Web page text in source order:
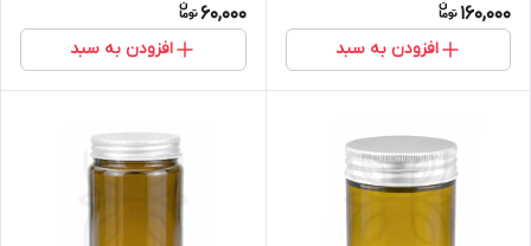
160,000
افزودن به سبد
60,000
افزودن به سبد